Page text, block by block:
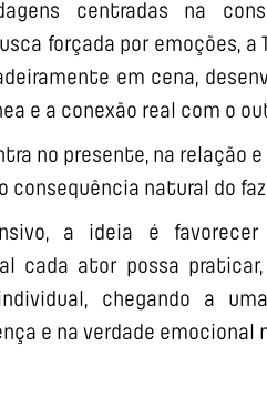
centradas na
forçada por emoções,
em cena,
e a conexão real com o
no presente, na relação
consequência natural do
a ideia é
cada ator possa
chegando a
e na verdade emocional